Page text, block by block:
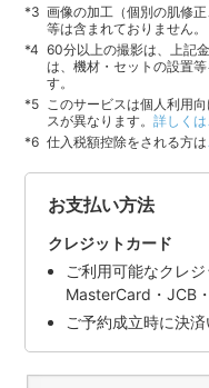
画像の加工（個別の肌修
等は含まれておりません。
60分以上の撮影は、上記
は、機材・セットの設置
す。
このサービスは個人利用
スが異なります。詳しくは
仕入税額控除をされる方は
お支払い方法
クレジットカード
ご利用可能なクレ
MasterCard・JCB
ご予約成立時に決済